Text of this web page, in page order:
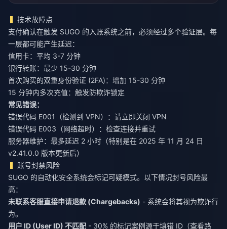
技术故障点
支付确认在触发 SUGO 的入账系统之前，必须经过多个验证层。每
一层都可能产生延迟：
信用卡：平均 3-7 分钟
银行转账：最少 15-30 分钟
首次购买的双重身份验证 (2FA)：增加 15-30 分钟
15 分钟内多次充值：触发防欺诈锁定
常见错误：
错误代码 E001（检测到 VPN）：请立即关闭 VPN
错误代码 E003（网络超时）：检查连接并重试
服务器维护：最多延迟 2 小时（特别是在 2025 年 11 月 24 日
v2.41.0.0 版本更新后）
账号封禁风险
SUGO 的自动化安全系统会标记可疑模式。以下情况封号风险最
高：
未联系客服直接申请退款 (Chargebacks) - 系统会将其视为欺诈行
为。
用户 ID (User ID) 不匹配 - 30% 的标记案例源于填错 ID（查看路